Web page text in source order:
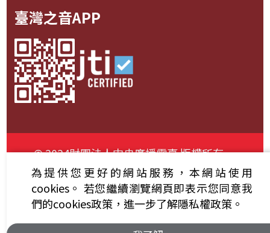
臺灣之音APP
© 2024財團法人中央廣播電臺 版權所有
資通安全政策聲明
服務條款 隱私權條款
為提供您更好的網站服務，本網站使用
cookies。 若您繼續瀏覽網頁即表示您同意我
們的cookies政策，進一步了解隱私權政策。